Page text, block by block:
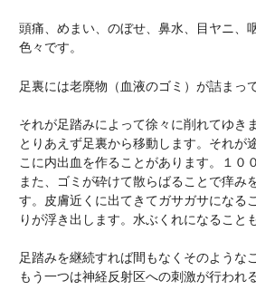
頭痛、めまい、のぼせ、鼻水、目ヤニ、
色々です。
足裏には老廃物（血液のゴミ）が詰まっ
それが足踏みによって徐々に削れてゆき
とりあえず足裏から移動します。それが
こに内出血を作ることがあります。１０
また、ゴミが砕けて散らばることで痒み
す。皮膚近くに出てきてガサガサになる
りが浮き出します。水ぶくれになること
足踏みを継続すれば間もなくそのような
もう一つは神経反射区への刺激が行われ